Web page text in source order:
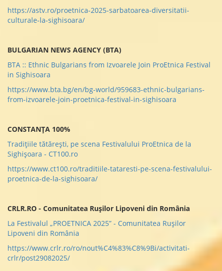
https://astv.ro/proetnica-2025-sarbatoarea-diversitatii-
culturale-la-sighisoara/
BULGARIAN NEWS AGENCY (BTA)
BTA :: Ethnic Bulgarians from Izvoarele Join ProEtnica Festival
in Sighisoara
https://www.bta.bg/en/bg-world/959683-ethnic-bulgarians-
from-izvoarele-join-proetnica-festival-in-sighisoara
CONSTANȚA 100%
Tradițiile tătărești, pe scena Festivalului ProEtnica de la
Sighișoara - CT100.ro
https://www.ct100.ro/traditiile-tataresti-pe-scena-festivalului-
proetnica-de-la-sighisoara/
CRLR.RO - Comunitatea Rușilor Lipoveni din România
La Festivalul „PROETNICA 2025” - Comunitatea Rușilor
Lipoveni din România
https://www.crlr.ro/ro/nout%C4%83%C8%9Bi/activitati-
crlr/post29082025/